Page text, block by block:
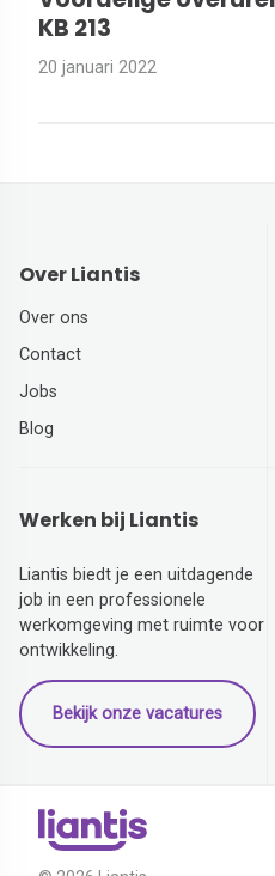
KB 213
20 januari 2022
Over Liantis
Over ons
Contact
Jobs
Blog
Werken bij Liantis
Liantis biedt je een uitdagende
job in een professionele
werkomgeving met ruimte voor
ontwikkeling.
Bekijk onze vacatures